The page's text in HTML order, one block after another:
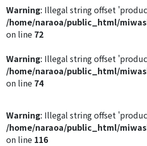
/home/naraoa/public_html/
on line47
/home/naraoa/public_html/
on line47
Warning: Illegal string offset
/home/naraoa/public_html/
on line 72
Warning: Illegal string offset
/home/naraoa/public_html/
on line 74
Warning: Illegal string offset
/home/naraoa/public_html/
on line 116